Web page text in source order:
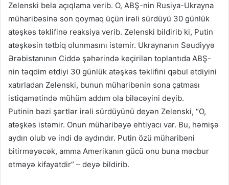
Zelenski belə açıqlama verib. O, ABŞ-nin Rusiya-Ukrayna
müharibəsinə son qoymaq üçün irəli sürdüyü 30 günlük
atəşkəs təklifinə reaksiya verib. Zelenski bildirib ki, Putin
atəşkəsin tətbiq olunmasını istəmir. Ukraynanın Səudiyyə
Ərəbistanının Ciddə şəhərində keçirilən toplantıda ABŞ-
nin təqdim etdiyi 30 günlük atəşkəs təklifini qəbul etdiyini
xatırladan Zelenski, bunun müharibənin sona çatması
istiqamətində mühüm addım ola biləcəyini deyib.
Putinin bəzi şərtlər irəli sürdüyünü deyən Zelenski, “O,
atəşkəs istəmir. Onun müharibəyə ehtiyacı var. Bu, həmişə
aydın olub və indi də aydındır. Putin özü müharibəni
bitirməyəcək, amma Amerikanın gücü onu buna məcbur
etməyə kifayətdir” – deyə bildirib.